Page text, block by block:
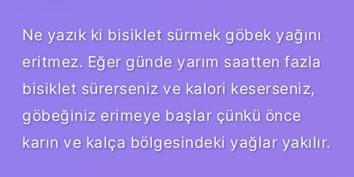
Ne yazık ki bisiklet sürmek göbek yağını
eritmez. Eğer günde yarım saatten fazla
bisiklet sürerseniz ve kalori keserseniz,
göbeğiniz erimeye başlar çünkü önce
karın ve kalça bölgesindeki yağlar yakılır.